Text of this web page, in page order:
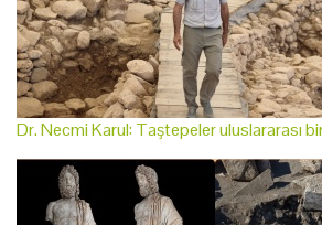
Dr. Necmi Karul: Taştepeler uluslararası